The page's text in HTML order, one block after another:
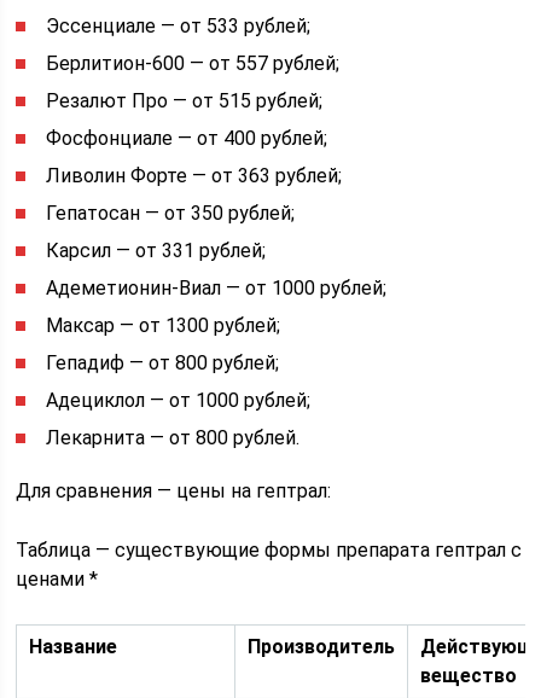
Эссенциале — от 533 рублей;
Берлитион-600 — от 557 рублей;
Резалют Про — от 515 рублей;
Фосфонциале — от 400 рублей;
Ливолин Форте — от 363 рублей;
Гепатосан — от 350 рублей;
Карсил — от 331 рублей;
Адеметионин-Виал — от 1000 рублей;
Максар — от 1300 рублей;
Гепадиф — от 800 рублей;
Адециклол — от 1000 рублей;
Лекарнита — от 800 рублей.
Для сравнения — цены на гептрал:
Таблица — существующие формы препарата гептрал с
ценами *
Название Производитель
вещество